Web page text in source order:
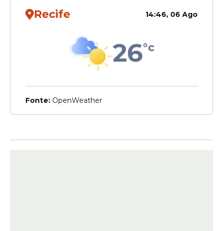
Veja Também
No ano seguinte, a estratégia foi repetida.
Recife 14:46, 06 Ago
26°c
Fonte: OpenWeather